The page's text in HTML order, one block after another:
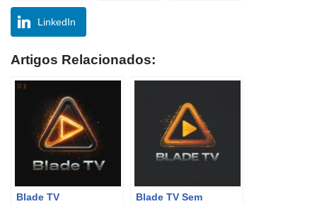
LinkedIn
Artigos Relacionados:
Blade TV
Blade TV Sem